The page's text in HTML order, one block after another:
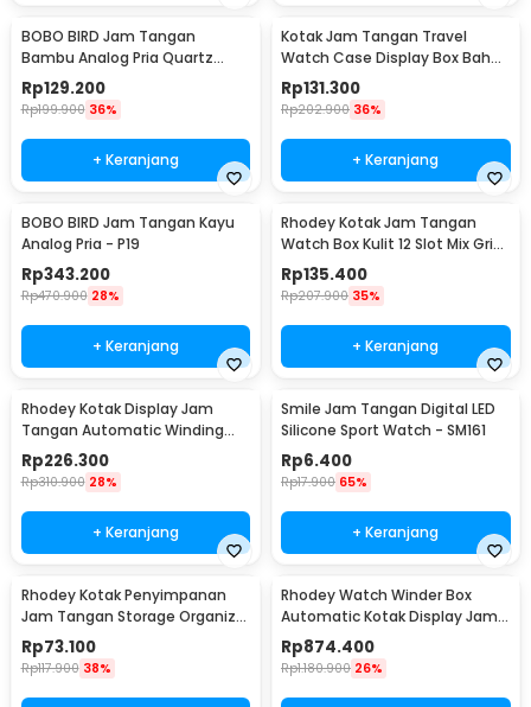
BOBO BIRD Jam Tangan
Bambu Analog Pria Quartz
Watch - A09
Rp129.200
Rp199.900 36%
+ Keranjang
Kotak Jam Tangan Travel
Watch Case Display Box Bahan
Kulit 8 Grid - L-001
Rp131.300
Rp202.900 36%
+ Keranjang
BOBO BIRD Jam Tangan Kayu
Analog Pria - P19
Rp343.200
Rp470.900 28%
+ Keranjang
Rhodey Kotak Jam Tangan
Watch Box Kulit 12 Slot Mix Grid
30x20x8cm - JO12
Rp135.400
Rp207.900 35%
+ Keranjang
Rhodey Kotak Display Jam
Tangan Automatic Winding
Watch Box - J125F DE
Rp226.300
Rp310.900 28%
+ Keranjang
Smile Jam Tangan Digital LED
Silicone Sport Watch - SM161
Rp6.400
Rp17.900 65%
+ Keranjang
Rhodey Kotak Penyimpanan
Jam Tangan Storage Organizer
Watch Box 6 Grid - NIE6
Rp73.100
Rp117.900 38%
Rhodey Watch Winder Box
Automatic Kotak Display Jam
Tangan 4 Slot - SKW14
Rp874.400
Rp1.180.900 26%